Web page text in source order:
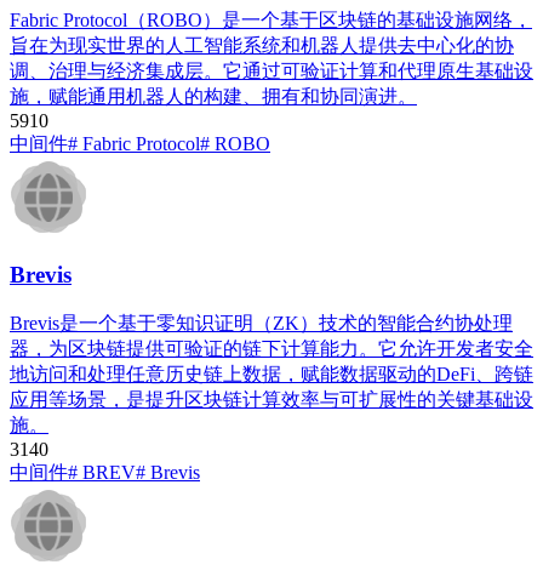
Fabric Protocol（ROBO）是一个基于区块链的基础设施网络，
旨在为现实世界的人工智能系统和机器人提供去中心化的协
调、治理与经济集成层。它通过可验证计算和代理原生基础设
施，赋能通用机器人的构建、拥有和协同演进。
5910
中间件# Fabric Protocol# ROBO
Brevis
Brevis是一个基于零知识证明（ZK）技术的智能合约协处理
器，为区块链提供可验证的链下计算能力。它允许开发者安全
地访问和处理任意历史链上数据，赋能数据驱动的DeFi、跨链
应用等场景，是提升区块链计算效率与可扩展性的关键基础设
施。
3140
中间件# BREV# Brevis